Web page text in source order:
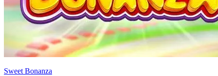
Sweet Bonanza